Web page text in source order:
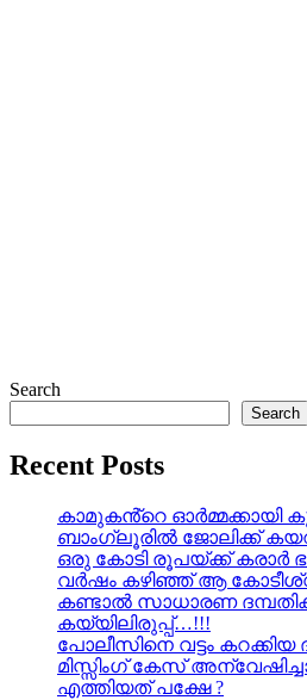
Search
Search
Recent Posts
കാമുകൻ്റെ ഓർമ്മക്കായി
ബാംഗ്ലൂരിൽ ജോലിക്ക്
ഒരു കോടി രൂപയ്ക്ക് കരാർ
വർഷം കഴിഞ്ഞ് ആ
കണ്ടാൽ സാധാരണ
കയ്യിലിരുപ്പ്…!!!
പോലീസിനെ വട്ടം
മിസ്സിംഗ് കേസ്
എത്തിയത് പക്ഷേ ?